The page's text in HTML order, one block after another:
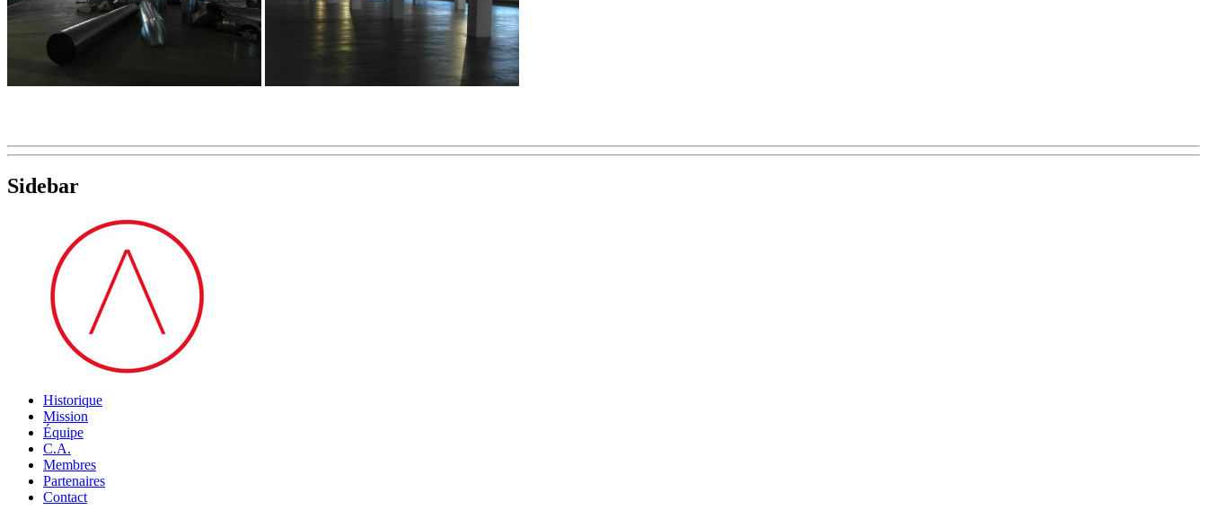
Sidebar
Historique
Mission
Équipe
C.A.
Membres
Partenaires
Contact